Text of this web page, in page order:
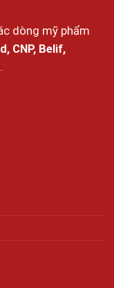
dòng mỹ phẩm
CNP, Belif,
.